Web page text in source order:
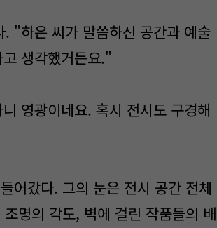
"하은 씨가 말씀하신 공간과 예술
생각했거든요."
영광이네요. 혹시 전시도 구경해
어갔다. 그의 눈은 전시 공간 전체
명의 각도, 벽에 걸린 작품들의 배